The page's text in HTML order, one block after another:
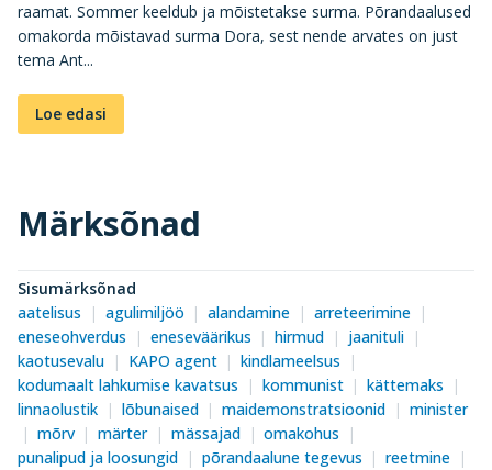
raamat. Sommer keeldub ja mõistetakse surma. Põrandaalused
omakorda mõistavad surma Dora, sest nende arvates on just
tema Ant...
Loe edasi
Märksõnad
Sisumärksõnad
aatelisus
agulimiljöö alandamine
arreteerimine
eneseohverdus
eneseväärikus hirmud
jaanituli
kaotusevalu
KAPO agent
kindlameelsus
kodumaalt lahkumise kavatsus
kommunist
kättemaks
linnaolustik
lõbunaised maidemonstratsioonid
minister
mõrv
märter mässajad
omakohus
punalipud ja loosungid
põrandaalune tegevus
reetmine